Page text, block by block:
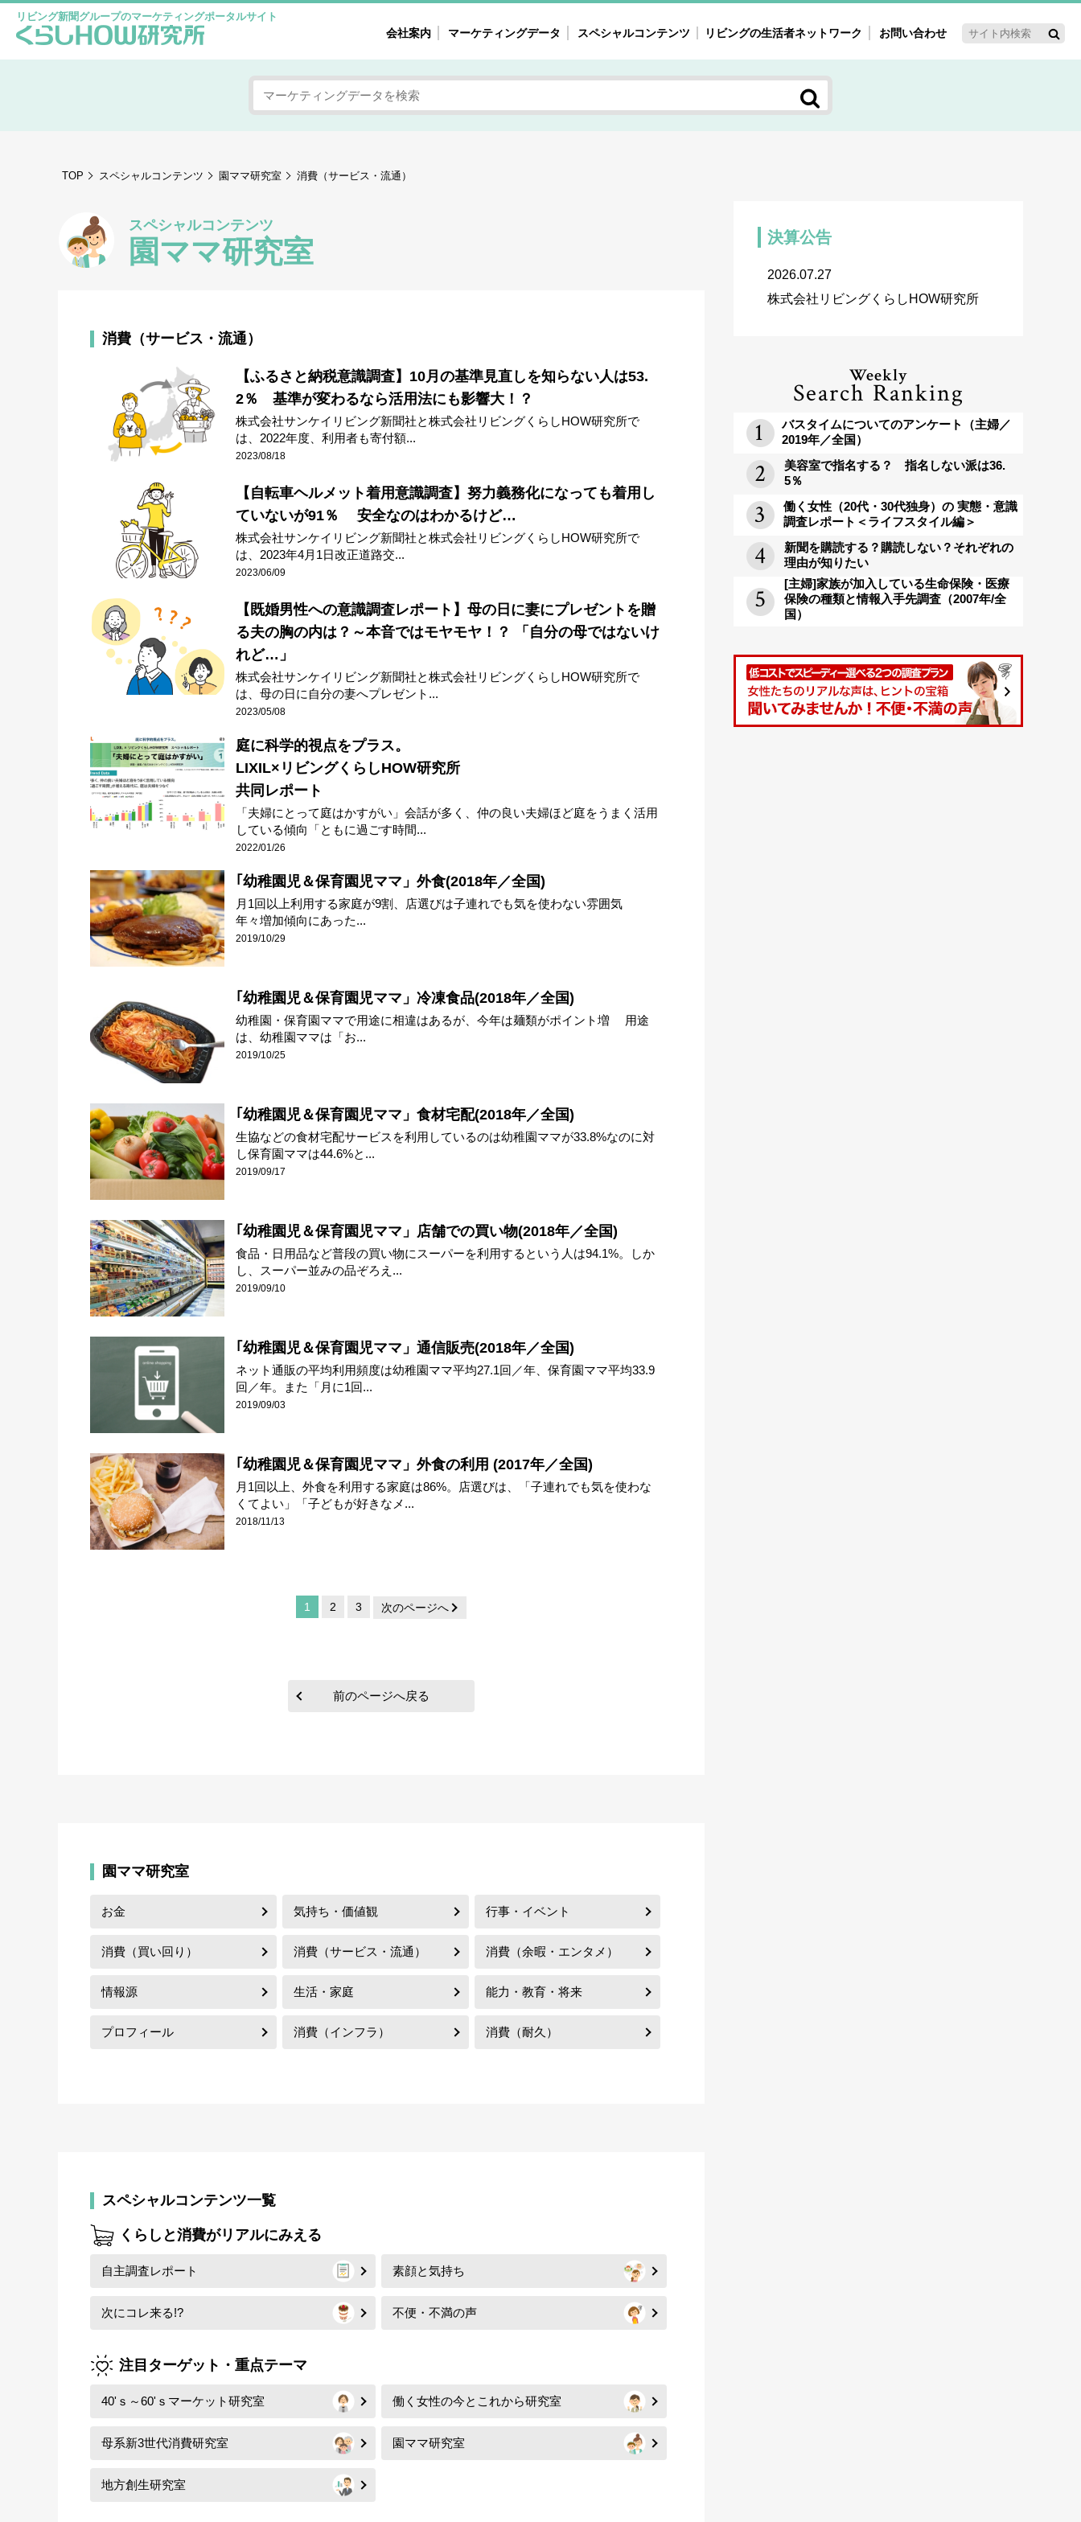
リビング新聞グループのマーケティングポータルサイト
会社案内 マーケティングデータ スペシャルコンテンツ
女性の気持ちと消費がリアルに見える
自主調査レポート
注目ターゲット・重点テーマ
40'ｓ～60'ｓマーケット研究室
リビングの生活者ネットワーク お問い合わせ
TOP スペシャルコンテンツ 園ママ研究室 消費（サービス・流通）
スペシャルコンテンツ
園ママ研究室
消費（サービス・流通）
【ふるさと納税意識調査】10月の基準見直しを知らない人は53.
2％ 基準が変わるなら活用法にも影響大！？
株式会社サンケイリビング新聞社と株式会社リビングくらしHOW研究所で
は、2022年度、利用者も寄付額...
2023/08/18
【自転車ヘルメット着用意識調査】努力義務化になっても着用し
ていないが91％ 安全なのはわかるけど…
株式会社サンケイリビング新聞社と株式会社リビングくらしHOW研究所で
は、2023年4月1日改正道路交...
2023/06/09
【既婚男性への意識調査レポート】母の日に妻にプレゼントを贈
る夫の胸の内は？～本音ではモヤモヤ！？ 「自分の母ではないけ
れど…」
株式会社サンケイリビング新聞社と株式会社リビングくらしHOW研究所で
は、母の日に自分の妻へプレゼント...
2023/05/08
庭に科学的視点をプラス。
LIXIL×リビングくらしHOW研究所
共同レポート
「夫婦にとって庭はかすがい」会話が多く、仲の良い夫婦ほど庭をうまく活用
している傾向「ともに過ごす時間...
2022/01/26
｢幼稚園児＆保育園児ママ」外食(2018年／全国)
月1回以上利用する家庭が9割、店選びは子連れでも気を使わない雰囲気
年々増加傾向にあった...
2019/10/29
｢幼稚園児＆保育園児ママ」冷凍食品(2018年／全国)
幼稚園・保育園ママで用途に相違はあるが、今年は麺類がポイント増 用途
は、幼稚園ママは「お...
2019/10/25
｢幼稚園児＆保育園児ママ」食材宅配(2018年／全国)
生協などの食材宅配サービスを利用しているのは幼稚園ママが33.8%なのに対
し保育園ママは44.6%と...
2019/09/17
｢幼稚園児＆保育園児ママ」店舗での買い物(2018年／全国)
食品・日用品など普段の買い物にスーパーを利用するという人は94.1%。しか
し、スーパー並みの品ぞろえ...
2019/09/10
｢幼稚園児＆保育園児ママ」通信販売(2018年／全国)
ネット通販の平均利用頻度は幼稚園ママ平均27.1回／年、保育園ママ平均33.9
回／年。また「月に1回...
2019/09/03
｢幼稚園児＆保育園児ママ」外食の利用 (2017年／全国)
月1回以上、外食を利用する家庭は86%。店選びは、「子連れでも気を使わな
くてよい」「子どもが好きなメ...
2018/11/13
1 2 3 次のページへ
前のページへ戻る
園ママ研究室
お金 気持ち・価値観 行事・イベント
消費（買い回り） 消費（サービス・流通） 消費（余暇・エンタメ）
情報源 生活・家庭 能力・教育・将来
プロフィール 消費（インフラ） 消費（耐久）
スペシャルコンテンツ一覧
くらしと消費がリアルにみえる
自主調査レポート 素顔と気持ち
次にコレ来る!? 不便・不満の声
注目ターゲット・重点テーマ
40'ｓ～60'ｓマーケット研究室 働く女性の今とこれから研究室
母系新3世代消費研究室 園ママ研究室
地方創生研究室
決算公告
2026.07.27
株式会社リビングくらしHOW研究所
Weekly
Search Ranking
バスタイムについてのアンケート（主婦／
2019年／全国）
美容室で指名する？ 指名しない派は36.
5％
働く女性（20代・30代独身）の 実態・意識
調査レポート＜ライフスタイル編＞
新聞を購読する？購読しない？それぞれの
理由が知りたい
[主婦]家族が加入している生命保険・医療
保険の種類と情報入手先調査（2007年/全
国）